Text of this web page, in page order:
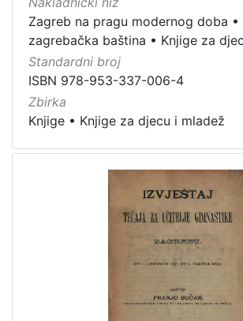
Zagreb na pragu modernog doba •
zagrebačka baština • Knjige za
Standardni broj
ISBN 978-953-337-006-4
Zbirka
Knjige • Knjige za djecu i mladež